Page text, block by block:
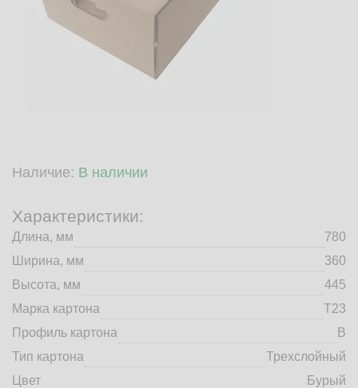
market@tdbrkarton.ru
+7 (4832) 71-44-42
г. Брянск, Белобережская улица, 1А
© 2014 - 2026 | ООО ТД "Брянский картон" Все права защищены,
Наличие: В наличии
Характеристики:
Длина, мм
780
Ширина, мм
360
Высота, мм
445
Марка картона
Т23
Профиль картона
B
Тип картона
Трехслойный
Цвет
Бурый